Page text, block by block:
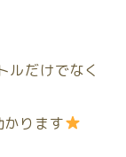
ルだけでなく
ります